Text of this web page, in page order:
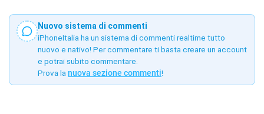
Nuovo sistema di commenti
iPhoneItalia ha un sistema di commenti realtime tutto
nuovo e nativo! Per commentare ti basta creare un account
e potrai subito commentare.
Prova la nuova sezione commenti!